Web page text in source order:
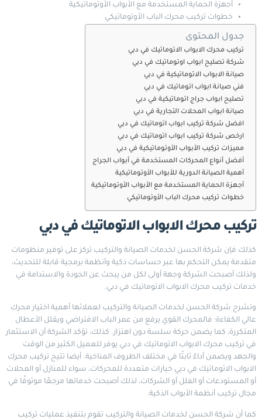
أجهزة الحماية المستخدمة مع الأبواب الأوتوماتيكية
خطوات تركيب محرك الباب الأوتوماتيكي
جدول المحتوى
تركيب محرك الابواب الاتوماتيك في دبي
شركة تصليح ابواب اوتوماتيك في دبي
صيانة الابواب الاتوماتيكية في دبي
فني صيانة ابواب اتوماتيك في دبي
تصليح ابواب جراج اتوماتيكية في دبي
صيانة ابواب المحلات التجارية في دبي
افضل شركة تركيب ابواب اتوماتيك في دبي
ارخص شركة تركيب ابواب اتوماتيك في دبي
مميزات تركيب الأبواب الأوتوماتيكية في دبي
أفضل أنواع المحركات المستخدمة في أبواب الجراج
أهمية الصيانة الدورية للأبواب الأوتوماتيكية
أجهزة الحماية المستخدمة مع الأبواب الأوتوماتيكية
خطوات تركيب محرك الباب الأوتوماتيكي
تركيب محرك الابواب الاتوماتيك في دبي
كذلك فإن شركة الحسن لخدمات الصيانة والتركيب تركز على توفير منظومات
متقدمة يمكن التحكم بها عبر حساسات ذكية وأنظمة برمجية قابلة للتحديث،
ولذلك أصبحت الشركة وجهة أولى لكل من يبحث عن الجودة والاستدامة في
خدمات تركيب محرك الابواب الاتوماتيك في دبي.
وتشرح شركة الحسن لخدمات الصيانة والتركيب لعملائها أهمية اختيار محرك
عالي الكفاءة؛ فالمحرك القوي يرفع من عمر الباب الافتراضي ويقلل الأعطال
المتكررة، كما يضمن حركة سلسة دون اهتزاز. كذلك، تؤكد الشركة أن الاستثمار
في تركيب محرك الابواب الاتوماتيك في دبي يوفر للعميل الكثير من الوقت
والجهد ويضمن أداءً ثابتًا في مختلف الظروف المناخية. أيضا تتيح تركيب محرك
الابواب الاتوماتيك في دبي خيارات متعددة للمحركات، سواء للمنازل أو المحلات
أو المستودعات أو الفلل أو الشركات، لذلك أصبحت خدماتها مرجعًا موثوقًا في
مجال تركيب أنظمة الأبواب الذكية.
كما أن شركة الحسن لخدمات الصيانة والتركيب تقوم بتنفيذ عمليات تركيب